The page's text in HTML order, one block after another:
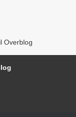
Overblog